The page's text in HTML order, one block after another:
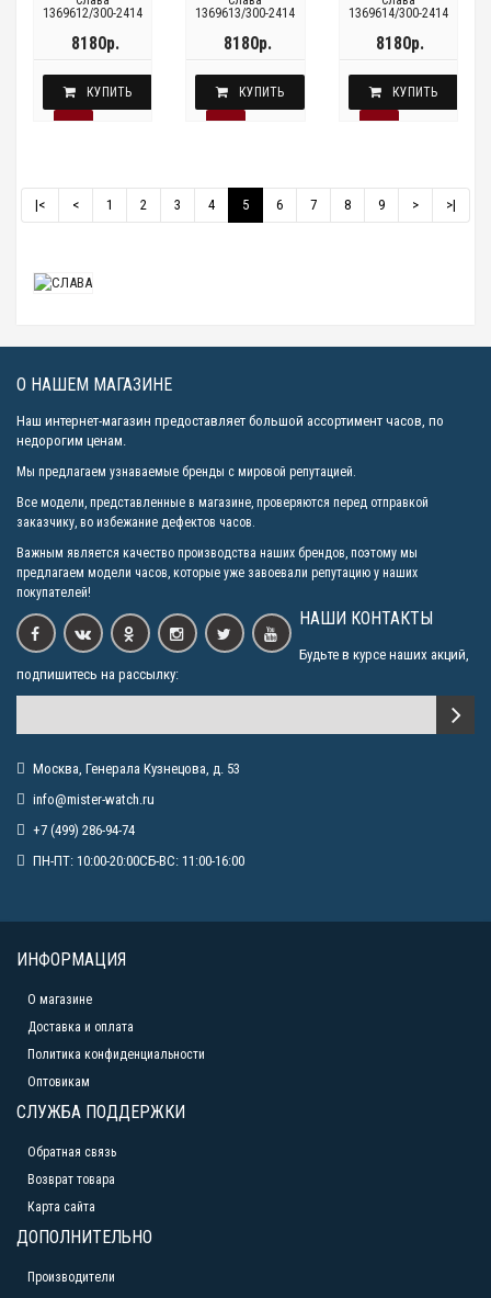
1369612/300-2414
8180р.
КУПИТЬ
1369613/300-2414
8180р.
КУПИТЬ
1369614/300-2414
8180р.
КУПИТЬ
|< < 1 2 3 4 5 6 7 8 9 > >|
О НАШЕМ МАГАЗИНЕ
Наш интернет-магазин предоставляет большой ассортимент часов, по
недорогим ценам.
Мы предлагаем узнаваемые бренды с мировой репутацией.
Все модели, представленные в магазине, проверяются перед отправкой
заказчику, во избежание дефектов часов.
Важным является качество производства наших брендов, поэтому мы
предлагаем модели часов, которые уже завоевали репутацию у наших
покупателей!
НАШИ КОНТАКТЫ
Будьте в курсе наших акций,
подпишитесь на рассылку:
Москва, Генерала Кузнецова, д. 53
info@mister-watch.ru
+7 (499) 286-94-74
ПН-ПТ: 10:00-20:00СБ-ВС: 11:00-16:00
ИНФОРМАЦИЯ
О магазине
Доставка и оплата
Политика конфиденциальности
Оптовикам
СЛУЖБА ПОДДЕРЖКИ
Обратная связь
Возврат товара
Карта сайта
ДОПОЛНИТЕЛЬНО
Производители